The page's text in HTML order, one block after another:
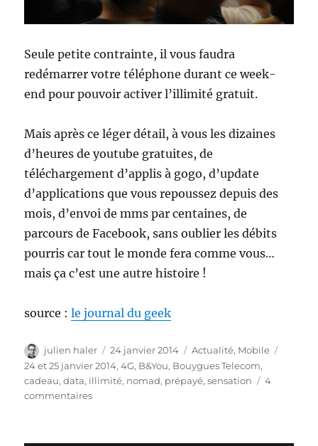
Seule petite contrainte, il vous faudra
redémarrer votre téléphone durant ce week-
end pour pouvoir activer l’illimité gratuit.
Mais après ce léger détail, à vous les dizaines
d’heures de youtube gratuites, de
téléchargement d’applis à gogo, d’update
d’applications que vous repoussez depuis des
mois, d’envoi de mms par centaines, de
parcours de Facebook, sans oublier les débits
pourris car tout le monde fera comme vous…
mais ça c’est une autre histoire !
source :le journal du geek
Auteur
julien haler
Publié
le
24 janvier 2014 Catégories
Actualité, Mobile
24 et 25 janvier 2014,4G, B&You, Bouygues Telecom,
cadeau,data, illimité, nomad, prépayé,sensation
4
commentairessur